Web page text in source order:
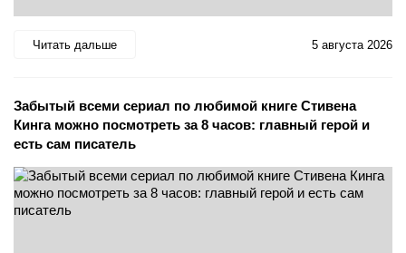
Читать дальше 5 августа 2026
Забытый всеми сериал по любимой книге Стивена
Кинга можно посмотреть за 8 часов: главный герой и
есть сам писатель